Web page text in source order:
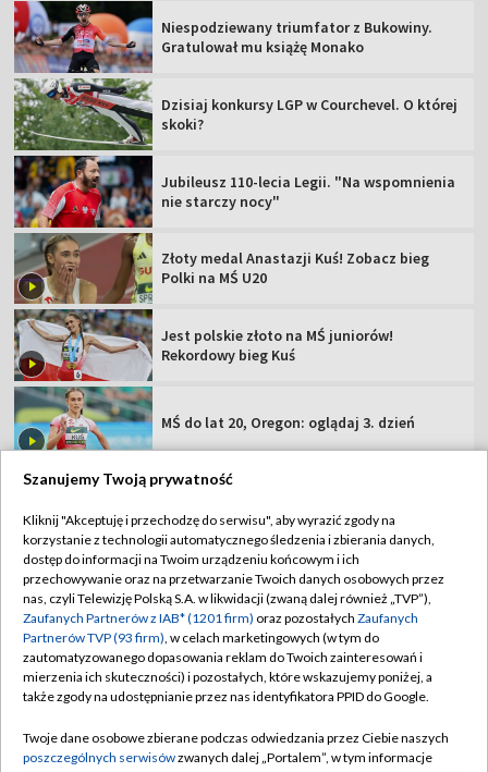
Niespodziewany triumfator z Bukowiny.
Gratulował mu książę Monako
Dzisiaj konkursy LGP w Courchevel. O której
skoki?
Jubileusz 110-lecia Legii. "Na wspomnienia
nie starczy nocy"
Złoty medal Anastazji Kuś! Zobacz bieg
Polki na MŚ U20
Jest polskie złoto na MŚ juniorów!
Rekordowy bieg Kuś
MŚ do lat 20, Oregon: oglądaj 3. dzień
TVP
Abonament TVP
Sklep TVP
Biuro Reklamy
Oferta Handlowa
Emisja w TVP
Regulamin TVP
Polityka prywatności
Moje zgody
Biuro reklamy
Szanujemy Twoją prywatność
Kliknij "Akceptuję i przechodzę do serwisu", aby wyrazić zgody na
korzystanie z technologii automatycznego śledzenia i zbierania danych,
dostęp do informacji na Twoim urządzeniu końcowym i ich
przechowywanie oraz na przetwarzanie Twoich danych osobowych przez
nas, czyli Telewizję Polską S.A. w likwidacji (zwaną dalej również „TVP”),
Zaufanych Partnerów z IAB* (1201 firm) oraz pozostałych Zaufanych
Partnerów TVP (93 firm), w celach marketingowych (w tym do
zautomatyzowanego dopasowania reklam do Twoich zainteresowań i
mierzenia ich skuteczności) i pozostałych, które wskazujemy poniżej, a
także zgody na udostępnianie przez nas identyfikatora PPID do Google.
Twoje dane osobowe zbierane podczas odwiedzania przez Ciebie naszych
poszczególnych serwisówzwanych dalej „Portalem”, w tym informacje